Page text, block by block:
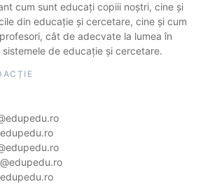
cum sunt educați copiii noștri, cine și
din educație și cercetare, cine și cum
cât de adecvate la lumea în
de educație și cercetare.